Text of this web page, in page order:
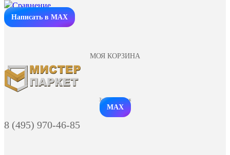
Написать в MAX
МОЯ КОРЗИНА
Заказать звонок
MAX
8 (495) 970-46-85